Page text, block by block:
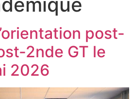
post-
2nde GT le
2026